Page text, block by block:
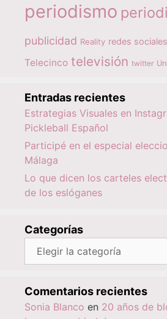
periodismo
publicidad Reality redes sociales
Telecinco televisión twitter
Entradas recientes
Estrategias Visuales en
Pickleball Español
Participé en el especial
Málaga
Lo que dicen los carteles
de los eslóganes
Categorías
Categorías
Comentarios recientes
Sonia Blanco en 20 años de